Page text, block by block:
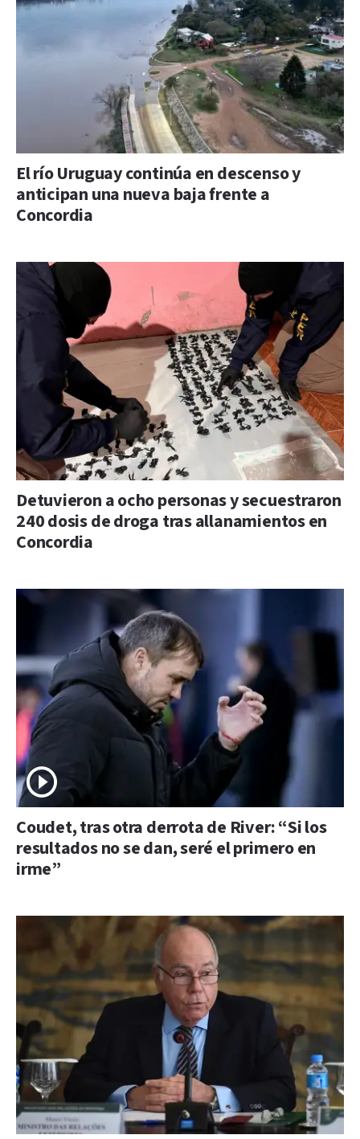
El río Uruguay continúa en descenso y
anticipan una nueva baja frente a
Concordia
Detuvieron a ocho personas y secuestraron
240 dosis de droga tras allanamientos en
Concordia
Coudet, tras otra derrota de River: “Si los
resultados no se dan, seré el primero en
irme”